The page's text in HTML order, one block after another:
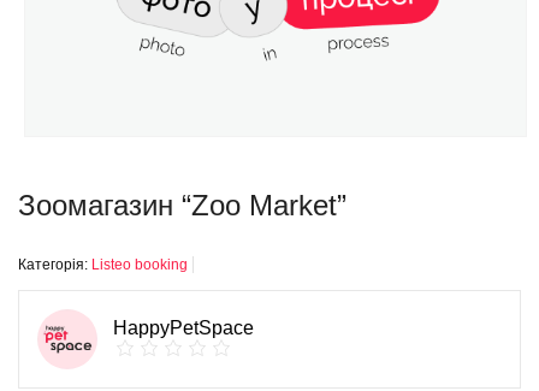
Зоомагазин “Zoo Market”
Категорія: Listeo booking
HappyPetSpace